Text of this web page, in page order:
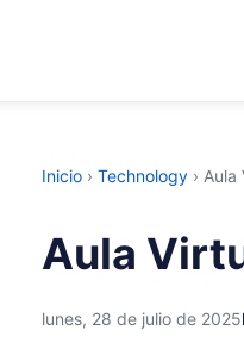
Inicio › Technology › Aula
Aula
lunes, 28 de julio de 2025